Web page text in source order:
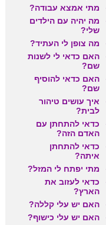
מתי אמצא עבודה?
מה יהיה עם הילדים
שלי?
מה צופן לי העתיד?
האם כדאי לי לשנות
שם?
האם כדאי להוסיף
שם?
איך עושים טיהור
לבית?
כדאי להתחתן עם
האדם הזה?
כדאי להתחתן
איתה?
מתי יפתח לי המזל?
כדאי לעזוב את
הארץ?
האם יש עלי קללה?
האם יש עלי כישוף?